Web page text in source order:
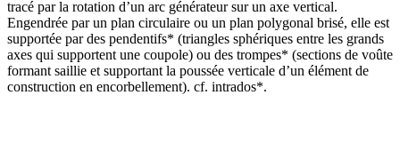
tracé par la rotation d’un arc générateur sur un axe vertical.
Engendrée par un plan circulaire ou un plan polygonal brisé, elle est
supportée par des pendentifs* (triangles sphériques entre les grands
axes qui supportent une coupole) ou des trompes* (sections de voûte
formant saillie et supportant la poussée verticale d’un élément de
construction en encorbellement). cf. intrados*.